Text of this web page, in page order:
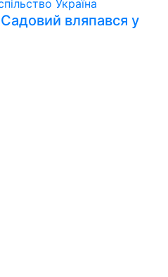
Україна
вляпався у